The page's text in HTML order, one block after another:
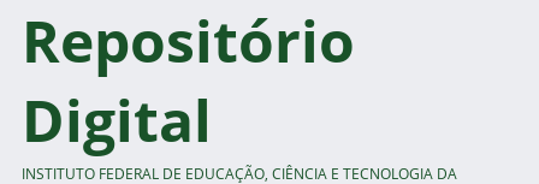
Repositório
Digital
INSTITUTO FEDERAL DE EDUCAÇÃO, CIÊNCIA E TECNOLOGIA DA